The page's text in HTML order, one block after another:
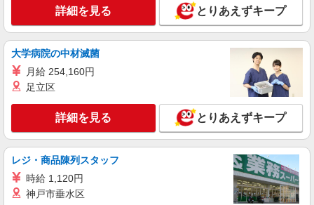
部署のサポート事務
時給1,300円 ※当社規定あり
大阪府守口市／最寄駅：滝井駅、太子橋今市駅
自転車通勤OK
詳細を見る
パーソルエクセルHRパートナーズ株式会社
旅行に関する事務手続きなど
時給1,500円〜1,550円（経験・能力による）
大阪府守口市／最寄駅：守口駅、守口市駅 勤
詳細を見る とりあえずキープ
大学病院の中材滅菌
月給 254,160円
足立区
詳細を見る とりあえずキープ
レジ・商品陳列スタッフ
時給 1,120円
神戸市垂水区